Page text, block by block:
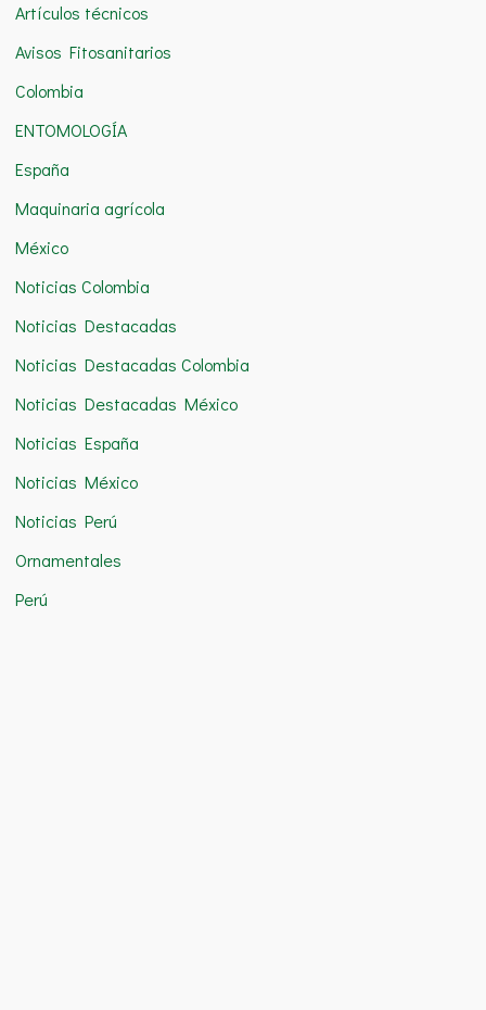
r
p
o
r
:
Artículos técnicos
Avisos Fitosanitarios
Colombia
ENTOMOLOGÍA
España
Maquinaria agrícola
México
Noticias Colombia
Noticias Destacadas
Noticias Destacadas Colombia
Noticias Destacadas México
Noticias España
Noticias México
Noticias Perú
Ornamentales
Perú